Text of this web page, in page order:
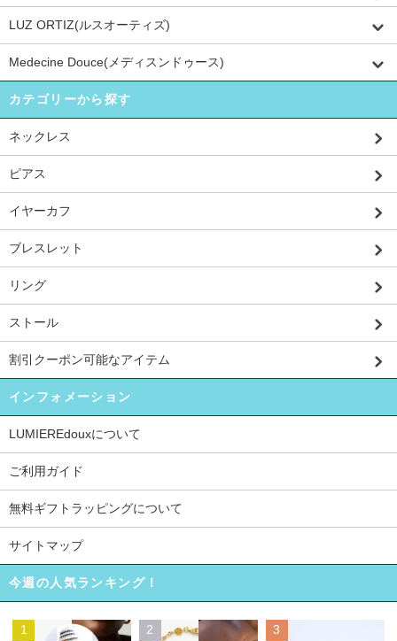
LUZ ORTIZ(ルスオーティズ)
Medecine Douce(メディスンドゥース)
カテゴリーから探す
ネックレス
ピアス
イヤーカフ
ブレスレット
リング
ストール
割引クーポン可能なアイテム
インフォメーション
LUMIEREdouxについて
ご利用ガイド
無料ギフトラッピングについて
サイトマップ
今週の人気ランキング！
1 2 3